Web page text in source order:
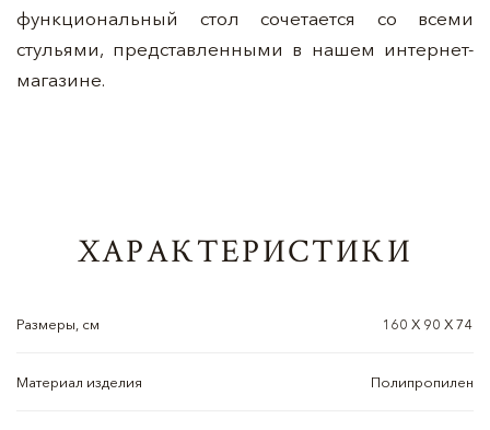
функциональный стол сочетается со всеми
стульями, представленными в нашем интернет-
магазине.
ХАРАКТЕРИСТИКИ
Размеры, см 160 X 90 X 74
Материал изделия Полипропилен